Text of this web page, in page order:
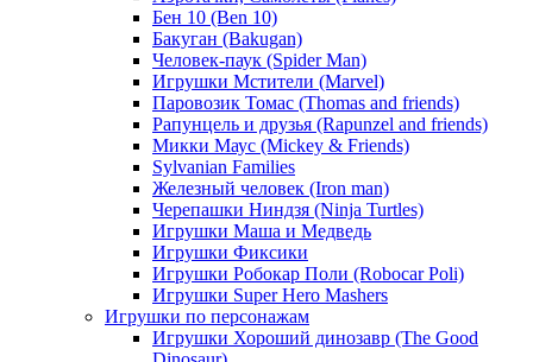
Бен 10 (Ben 10)
Бакуган (Bakugan)
Человек-паук (Spider Man)
Игрушки Мстители (Marvel)
Паровозик Томас (Thomas and friends)
Рапунцель и друзья (Rapunzel and friends)
Микки Маус (Mickey & Friends)
Sylvanian Families
Железный человек (Iron man)
Черепашки Ниндзя (Ninja Turtles)
Игрушки Маша и Медведь
Игрушки Фиксики
Игрушки Робокар Поли (Robocar Poli)
Игрушки Super Hero Mashers
Игрушки по персонажам
Игрушки Хороший динозавр (The Good